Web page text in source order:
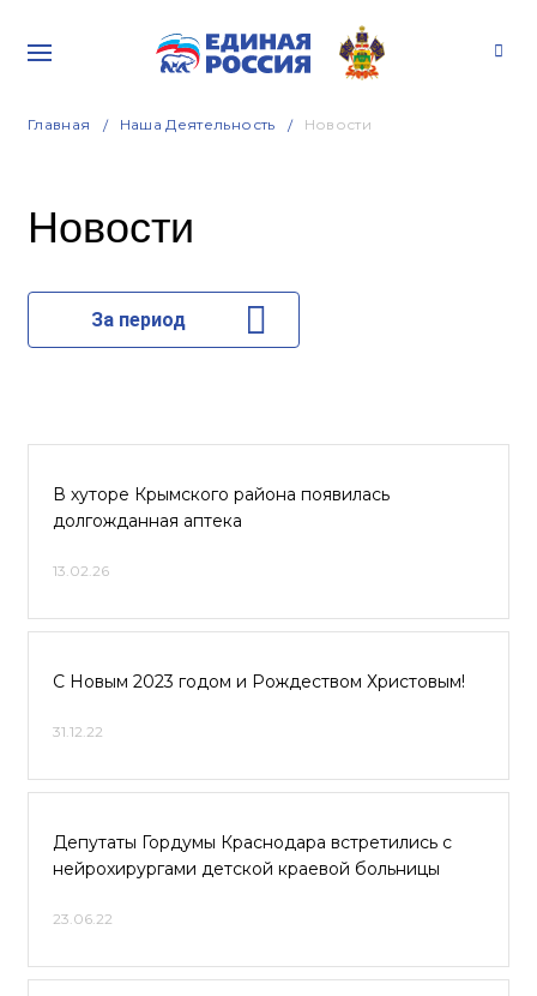
Главная Наша Деятельность Новости
Новости
За период
В хуторе Крымского района появилась
долгожданная аптека
13.02.26
С Новым 2023 годом и Рождеством Христовым!
31.12.22
Депутаты Гордумы Краснодара встретились с
нейрохирургами детской краевой больницы
23.06.22